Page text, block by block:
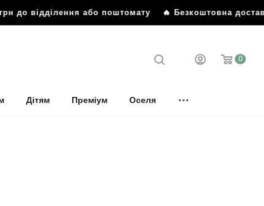
до відділення або поштомату🔥 Безкоштовна
0
Дітям Преміум Оселя